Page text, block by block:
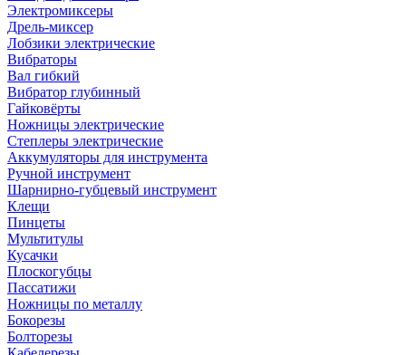
Электромиксеры
Дрель-миксер
Лобзики электрические
Вибраторы
Вал гибкий
Вибратор глубинный
Гайковёрты
Ножницы электрические
Степлеры электрические
Аккумуляторы для инструмента
Ручной инструмент
Шарнирно-губцевый инструмент
Клещи
Пинцеты
Мультитулы
Кусачки
Плоскогубцы
Пассатижи
Ножницы по металлу
Бокорезы
Болторезы